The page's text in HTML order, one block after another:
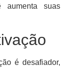
aumenta suas
é desafiador,